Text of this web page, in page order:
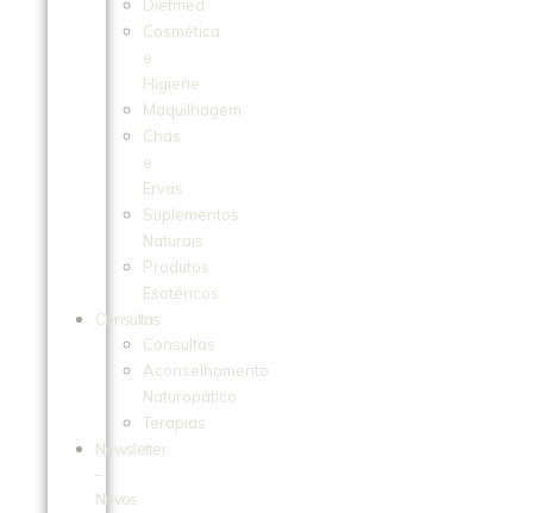
Dietmed
Cosmética
e
Higiene
Maquilhagem
Chás
e
Ervas
Suplementos
Naturais
Produtos
Esotéricos
Consultas
Consultas
Aconselhamento
Naturopático
Terapias
Newsletter
–
Novos